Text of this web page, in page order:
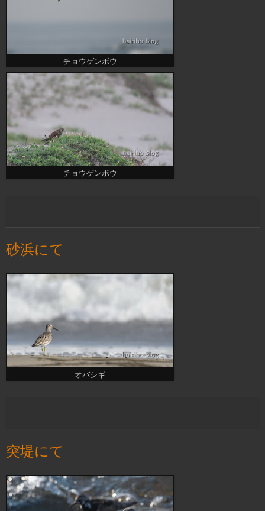
チョウゲンボウ
チョウゲンボウ
砂浜にて
オバシギ
突堤にて